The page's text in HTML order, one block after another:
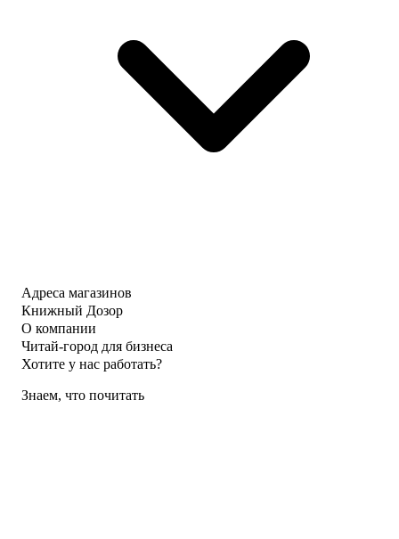
Адреса магазинов
Книжный Дозор
О компании
Читай-город для бизнеса
Хотите у нас работать?
Знаем, что почитать